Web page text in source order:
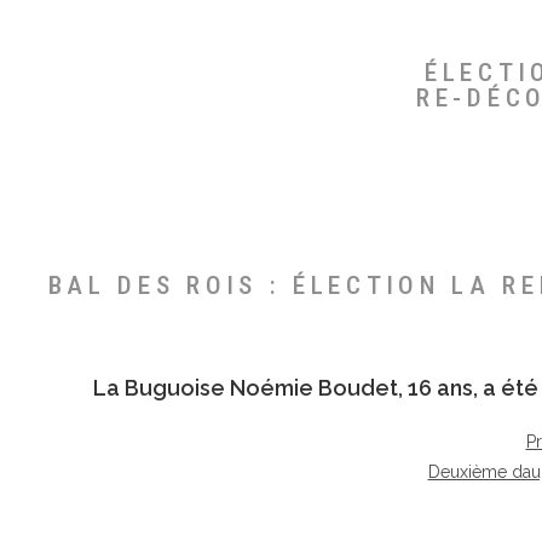
RE-
BAL DES ROIS : ÉLECTION LA
La Buguoise Noémie Boudet, 16 ans, a
Deuxième